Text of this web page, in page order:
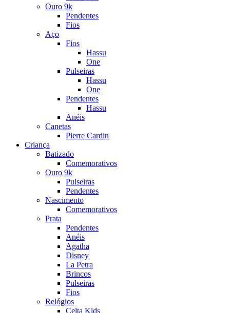
Ouro 9k
Pendentes
Fios
Aço
Fios
Hassu
One
Pulseiras
Hassu
One
Pendentes
Hassu
Anéis
Canetas
Pierre Cardin
Criança
Batizado
Comemorativos
Ouro 9k
Pulseiras
Pendentes
Nascimento
Comemorativos
Prata
Pendentes
Anéis
Agatha
Disney
La Petra
Brincos
Pulseiras
Fios
Relógios
Celta Kids